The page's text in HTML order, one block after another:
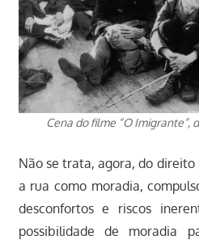
Cena do filme “O Imigrante”,
Não se trata, agora, do
a rua como moradia,
desconfortos e riscos
possibilidade de moradia